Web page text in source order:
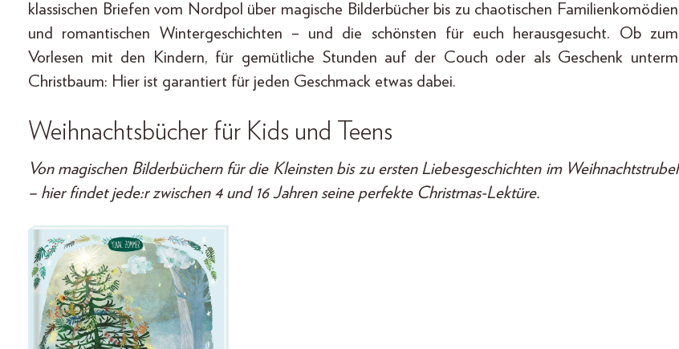
klassischen Briefen vom Nordpol über magische Bilderbücher bis zu chaotischen Familienkomödien
und romantischen Wintergeschichten – und die schönsten für euch herausgesucht. Ob zum
Vorlesen mit den Kindern, für gemütliche Stunden auf der Couch oder als Geschenk unterm
Christbaum: Hier ist garantiert für jeden Geschmack etwas dabei.
Weihnachtsbücher für Kids und Teens
Von magischen Bilderbüchern für die Kleinsten bis zu ersten Liebesgeschichten im Weihnachtstrubel
– hier findet jede:r zwischen 4 und 16 Jahren seine perfekte Christmas-Lektüre.